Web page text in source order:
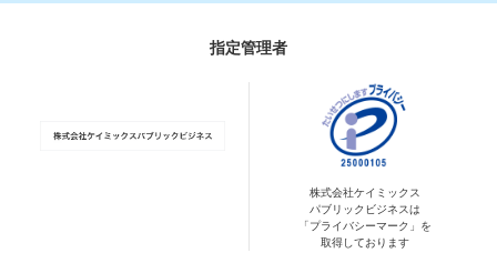
指定管理者
株式会社ケイミックス
パブリックビジネスは
「プライバシーマーク」を
取得しております